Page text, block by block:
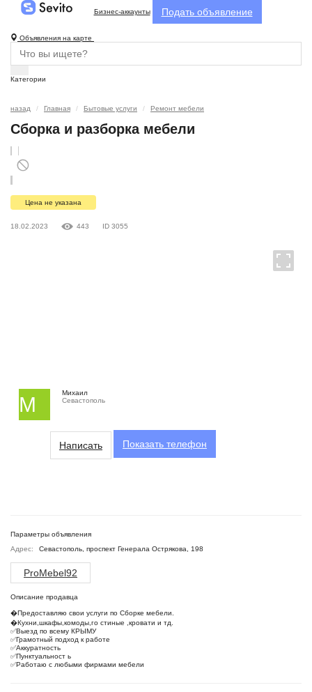
Бизнес-аккаунты Подать объявление
Объявления на карте
Категории
назад Главная Бытовые услуги Ремонт мебели
Сборка и разборка мебели
Цена не указана
18.02.2023 443 ID 3055
М
Михаил
Севастополь
Написать Показать телефон
Параметры объявления
Адрес:
Севастополь, проспект Генерала Острякова, 198
ProMebel92
Описание продавца
�Предоставляю свои услуги по Сборке мебели.
�Кухни,шкафы,комоды,го стиные ,кровати и тд.
✅Выезд по всему КРЫМУ
✅Грамотный подход к работе
✅Аккуратность
✅Пунктуальност ь
✅Работаю с любыми фирмами мебели